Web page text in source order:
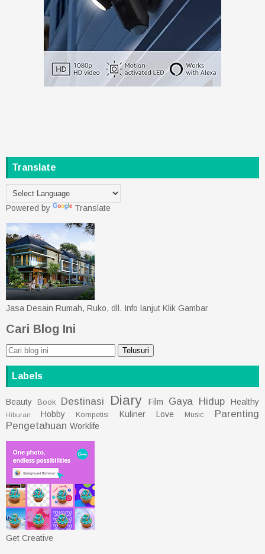
Translate
Powered by Translate
Jasa Desain Rumah, Ruko, dll. Info lanjut Klik Gambar
Cari Blog Ini
Labels
Beauty Book Destinasi Diary Film Gaya Hidup Healthy
Hiburan Hobby Kompetisi Kuliner Love Music
Parenting
Pengetahuan Worklife
Get Creative